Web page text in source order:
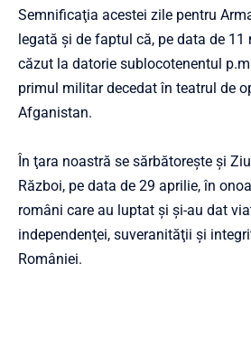
Semnificaţia acestei zile pentru
legată şi de faptul că, pe data de 11
căzut la datorie sublocotenentul
primul militar decedat în teatrul de
Afganistan.
În ţara noastră se sărbătoreşte şi
Război, pe data de 29 aprilie, în
români care au luptat şi şi-au dat
independenţei, suveranităţii şi
României.